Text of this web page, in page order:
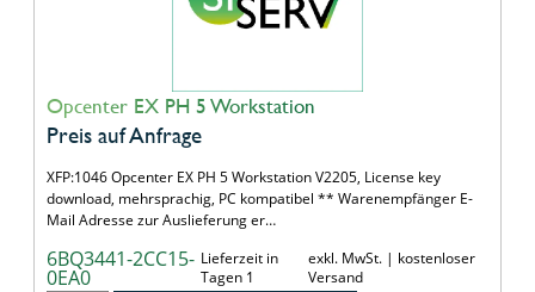
Opcenter EX PH 5 Workstation
Preis auf Anfrage
XFP:1046 Opcenter EX PH 5 Workstation V2205, License key
download, mehrsprachig, PC kompatibel ** Warenempfänger E-
Mail Adresse zur Auslieferung er…
6BQ3441-2CC15-
0EA0
Lieferzeit in
Tagen 1
exkl. MwSt. | kostenloser
Versand